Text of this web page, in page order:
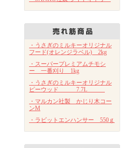
・うさぎのミルキーオリジナル
フード(オレンジラベル) 2kg
・スーパープレミアムチモシ
ー 一番刈り 1kg
・うさぎのミルキーオリジナル
ピーウッド 7.7L
・マルカン社製 かじり木コー
ンM
・ラビットエンハンサー 550ｇ